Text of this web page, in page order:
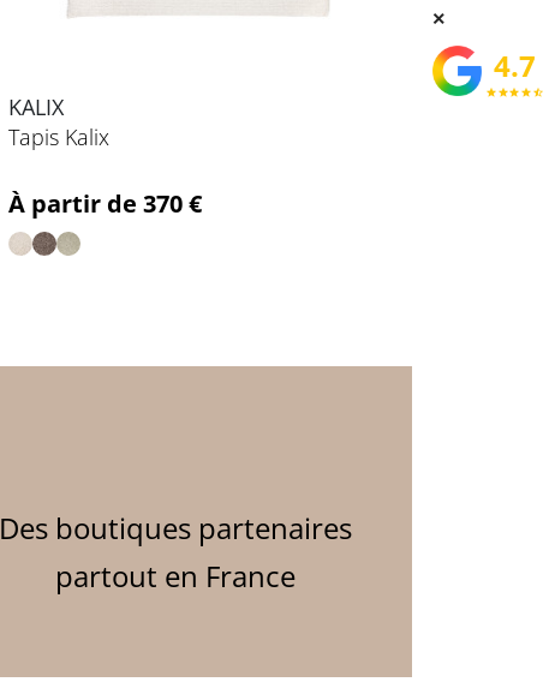
KALIX
Tapis Kalix
Prix
À partir de 370 €
Des boutiques partenaires
partout en France
×
4.7
star starstar star star_half